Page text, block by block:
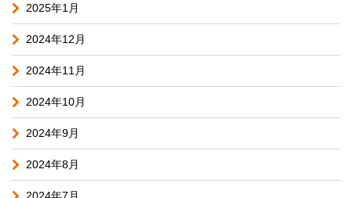
2025年1月
2024年12月
2024年11月
2024年10月
2024年9月
2024年8月